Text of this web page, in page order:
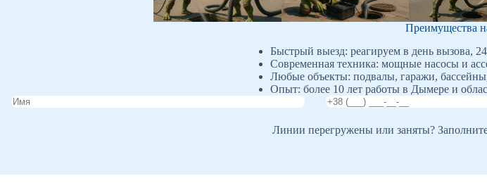
Преимущества
Быстрый выезд: реагируем в день вызова,
Современная техника: мощные насосы и
Любые объекты: подвалы, гаражи,
Опыт: более 10 лет работы в Дымере и
Линии перегружены или заняты?